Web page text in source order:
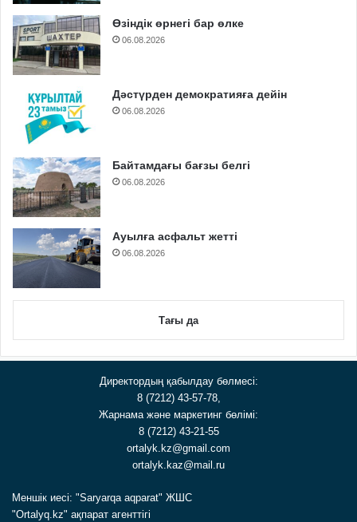
Өзіндік өрнегі бар өлке
06.08.2026
Дәстүрден демократияға дейін
06.08.2026
Байтамдағы бағзы белгі
06.08.2026
Ауылға асфальт жетті
06.08.2026
Тағы да
Директордың қабылдау бөлмесі:
8 (7212) 43-57-78,
Жарнама және маркетинг бөлімі:
8 (7212) 43-21-55
ortalyk.kz@gmail.com
ortalyk.kaz@mail.ru
Меншік иесі: "Saryarqa aqparat" ЖШС
"Ortalyq.kz" ақпарат агенттігі